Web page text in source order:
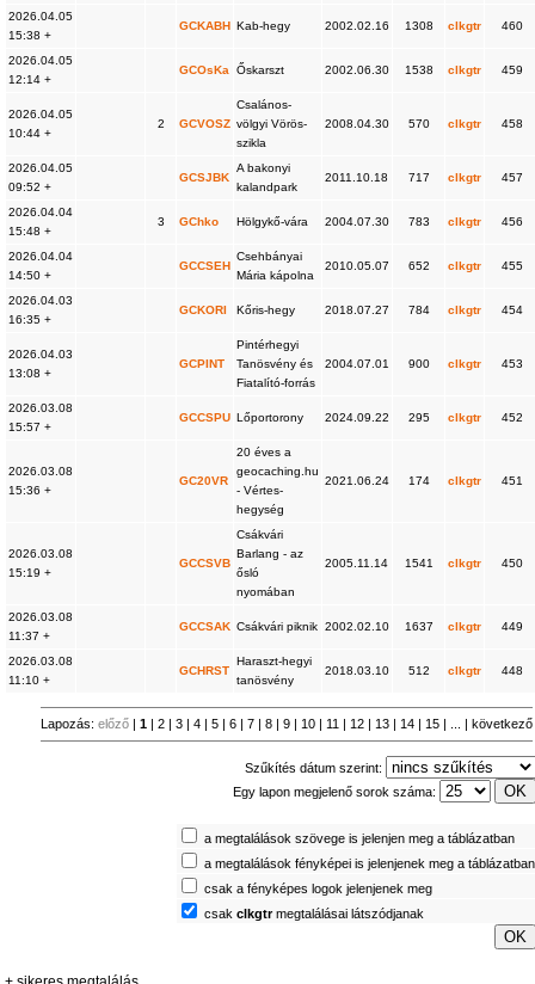
2026.04.05
15:38 +
GCKABH Kab-hegy 2002.02.16 1308 clkgtr 460
2026.04.05
12:14 +
GCOsKa Őskarszt 2002.06.30 1538 clkgtr 459
2026.04.05
10:44 +
2 GCVOSZ
Csalános-
völgyi Vörös-
szikla
2008.04.30 570 clkgtr 458
2026.04.05
09:52 +
GCSJBK
A bakonyi
kalandpark
2011.10.18 717 clkgtr 457
2026.04.04
15:48 +
3 GChko Hölgykő-vára 2004.07.30 783 clkgtr 456
2026.04.04
14:50 +
GCCSEH
Csehbányai
Mária kápolna
2010.05.07 652 clkgtr 455
2026.04.03
16:35 +
GCKORI Kőris-hegy 2018.07.27 784 clkgtr 454
2026.04.03
13:08 +
GCPINT
Pintérhegyi
Tanösvény és
Fiatalító-forrás
2004.07.01 900 clkgtr 453
2026.03.08
15:57 +
GCCSPU Lőportorony 2024.09.22 295 clkgtr 452
2026.03.08
15:36 +
GC20VR
20 éves a
geocaching.hu
- Vértes-
hegység
2021.06.24 174 clkgtr 451
2026.03.08
15:19 +
GCCSVB
Csákvári
Barlang - az
ősló
nyomában
2005.11.14 1541 clkgtr 450
2026.03.08
11:37 +
GCCSAK Csákvári piknik 2002.02.10 1637 clkgtr 449
2026.03.08
11:10 +
GCHRST
Haraszt-hegyi
tanösvény
2018.03.10 512 clkgtr 448
Lapozás:előző |1 2 3 4 5 6 7 8 9 10 11 12 13 14 15 következő
Szűkítés dátum szerint:
Egy lapon megjelenő sorok száma:
a megtalálások szövege is jelenjen meg a táblázatban
a megtalálások fényképei is jelenjenek meg a táblázatban
csak a fényképes logok jelenjenek meg
csakclkgtrmegtalálásai látszódjanak